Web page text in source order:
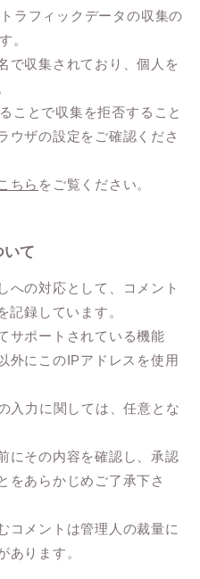
ラフィックデータの収集の
。
で収集されており、個人を
ことで収集を拒否すること
ウザの設定をご確認くださ
ちら をご覧ください。
いて
への対応として、コメント
記録しています。
サポートされている機能
外にこのIPアドレスを使用
入力に関しては、任意とな
にその内容を確認し、承認
をあらかじめご了承下さ
コメントは管理人の裁量に
あります。